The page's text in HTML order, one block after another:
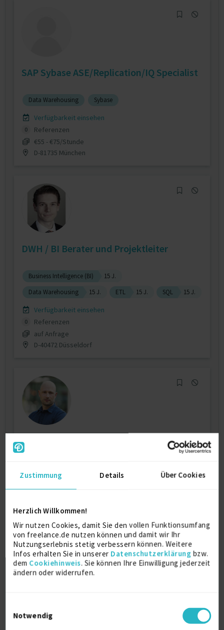
Zustimmung Details Über Cookies
Herzlich Willkommen!
Wir nutzen Cookies, damit Sie den vollen Funktionsumfang
von freelance.de nutzen können und damit wir Ihr
Nutzungserlebnis stetig verbessern können. Weitere
Infos erhalten Sie in unserer Datenschutzerklärung bzw.
dem Cookiehinweis. Sie können Ihre Einwilligung jederzeit
ändern oder widerrufen.
Notwendig
SAP Sybase ASE/Replication/IQ Specialist
Data Warehousing Sybase
Verfügbarkeit einsehen
0
Referenzen
€55 - €75/Stunde
D-81735 München
DWH / BI Berater und Projektleiter
Business Intelligence (BI)
15 J.
Data Warehousing
15 J. ETL 15 J. SQL 15 J.
Verfügbarkeit einsehen
0
Referenzen
auf Anfrage
D-40472 Düsseldorf
Webentwickler
zuletzt online vor wenigen Tagen
0
Referenzen
€85/Stunde
D-28844 Weyhe bei Bremen